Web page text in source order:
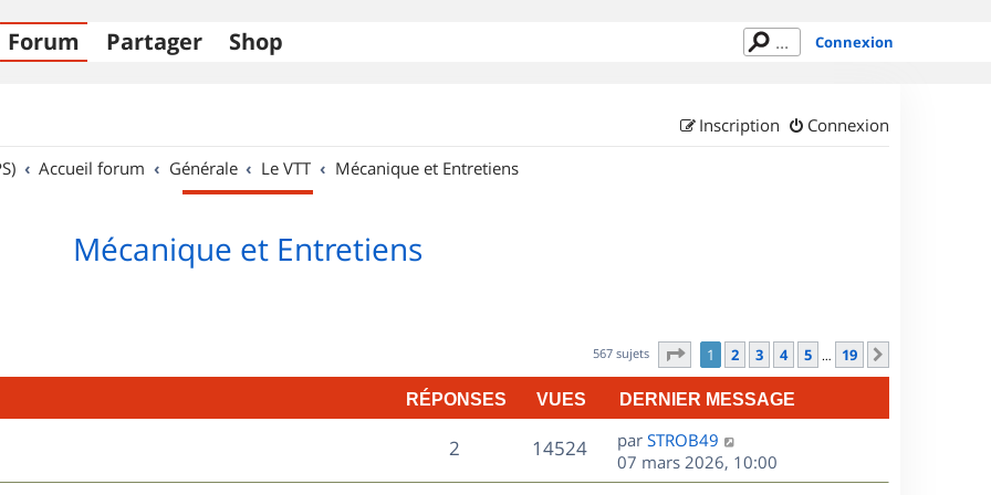
Forum Partager Shop Connexion
Connexion
Inscription
Accueil forum Générale Le VTT Mécanique et Entretiens
Mécanique et Entretiens
567 sujets Page sur19
1 2 3 4 5 … 19
RÉPONSES VUES DERNIER MESSAGE
2R
é
14524V
u
D
e
r
par STROB49
07 mars 2026, 10:00